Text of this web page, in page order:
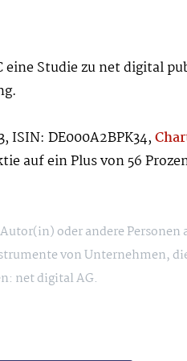
eine Studie zu net digital
ISIN: DE000A2BPK34,
auf ein Plus von 56
oder andere
von Unternehmen,
net digital AG.